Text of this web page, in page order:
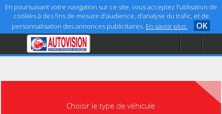
En poursuivant votre navigation sur ce site, vous acceptez l'utilisation de
cookies à des fins de mesure d'audience, d'analyse du trafic, et de
personnalisation des annonces publicitaires. En savoir plus. OK
Accueil
Aide
Choisir le type de véhicule